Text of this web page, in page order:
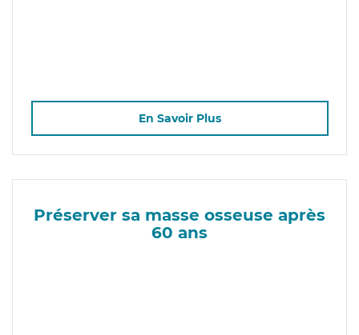
En Savoir Plus
Préserver sa masse osseuse après
60 ans